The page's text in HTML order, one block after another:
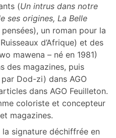
(Un intrus dans notre
ses origines, La Belle
un roman pour la
d’Afrique) et des
mawena – né en 1981)
des magazines, puis
Dod-zi) dans AGO
dans AGO Feuilleton.
coloriste et concepteur
magazines.
signature déchiffrée en